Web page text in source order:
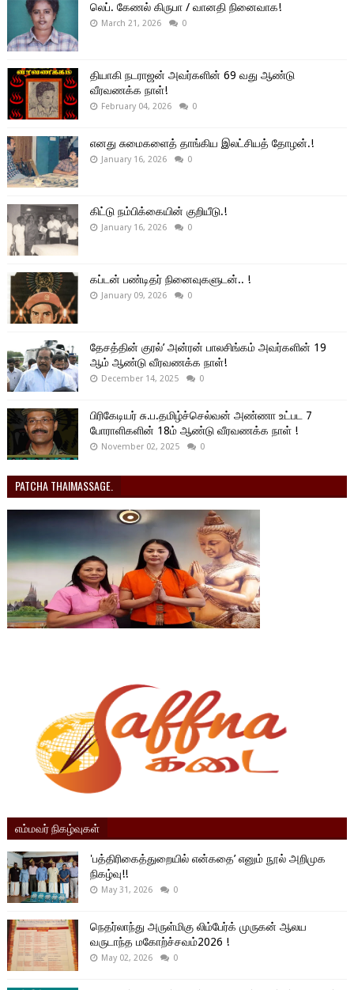
லெப். கேணல் கிருபா / வானதி நினைவாக!
March 21, 2026 0
தியாகி நடராஜன் அவர்களின் 69 வது ஆண்டு
வீரவணக்க நாள்!
February 04, 2026 0
எனது சுமைகளைத் தாங்கிய இலட்சியத் தோழன்.!
January 16, 2026 0
கிட்டு நம்பிக்கையின் குறியீடு.!
January 16, 2026 0
கப்டன் பண்டிதர் நினைவுகளுடன்.. !
January 09, 2026 0
தேசத்தின் குரல்’ அன்ரன் பாலசிங்கம் அவர்களின் 19
ஆம் ஆண்டு வீரவணக்க நாள்!
December 14, 2025 0
பிரிகேடியர் சு.ப.தமிழ்ச்செல்வன் அண்ணா உட்பட 7
போராளிகளின் 18ம் ஆண்டு வீரவணக்க நாள் !
November 02, 2025 0
PATCHA THAIMASSAGE.
எம்மவர் நிகழ்வுகள்
'பத்திரிகைத்துறையில் என்கதை’ எனும் நூல் அறிமுக
நிகழ்வு!!
May 31, 2026 0
நெதர்லாந்து அருள்மிகு லிம்பேர்க் முருகன் ஆலய
வருடாந்த மகோற்ச்சவம்2026 !
May 02, 2026 0